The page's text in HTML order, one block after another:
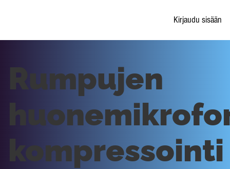
Kirjaudu sisään
Rumpujen
kompressointi